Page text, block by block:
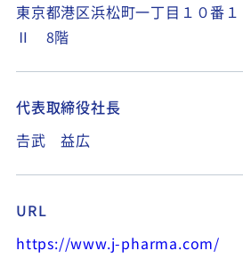
東京都港区浜松町一丁目１０番
Ⅱ 8階
代表取締役社長
𠮷武 益広
URL
https://www.j-pharma.com/